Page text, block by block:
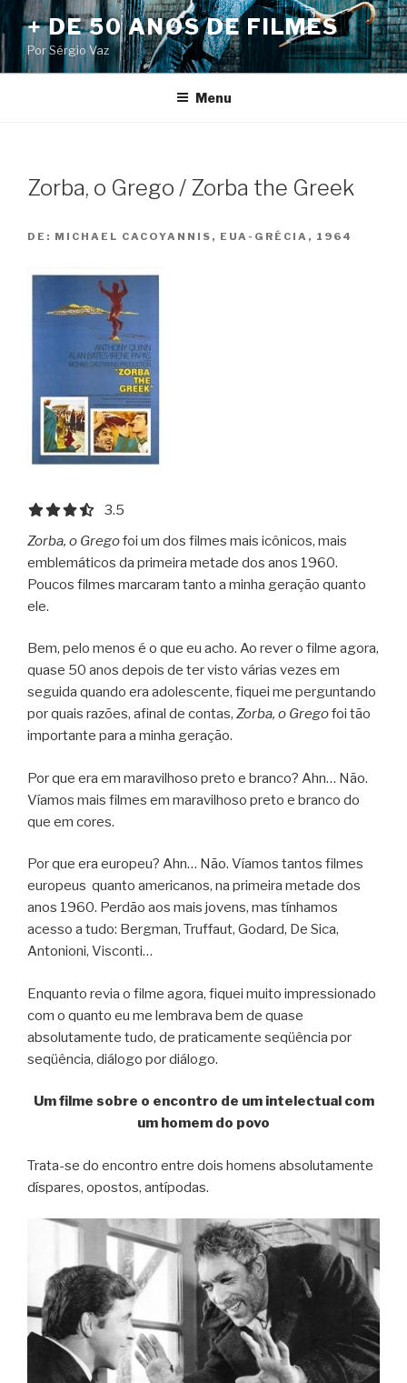
Pular
para
o
conteúdo
+ DE 50 ANOS DE FILMES
Por Sérgio Vaz
Menu
Zorba, o Grego / Zorba the Greek
DE: MICHAEL CACOYANNIS, EUA-GRÉCIA, 1964
3.5 out of 5.0 stars
3.5
Zorba, o Gregofoi um dos filmes mais icônicos, mais
emblemáticos da primeira metade dos anos 1960.
Poucos filmes marcaram tanto a minha geração quanto
ele.
Bem, pelo menos é o que eu acho. Ao rever o filme agora,
quase 50 anos depois de ter visto várias vezes em
seguida quando era adolescente, fiquei me perguntando
por quais razões, afinal de contas, Zorba, o Gregofoi tão
importante para a minha geração.
Por que era em maravilhoso preto e branco? Ahn… Não.
Víamos mais filmes em maravilhoso preto e branco do
que em cores.
Por que era europeu? Ahn… Não. Víamos tantos filmes
europeus quanto americanos, na primeira metade dos
anos 1960. Perdão aos mais jovens, mas tínhamos
acesso a tudo: Bergman, Truffaut, Godard, De Sica,
Antonioni, Visconti…
Enquanto revia o filme agora, fiquei muito impressionado
com o quanto eu me lembrava bem de quase
absolutamente tudo, de praticamente seqüência por
seqüência, diálogo por diálogo.
Um filme sobre o encontro de um intelectual com
um homem do povo
Trata-se do encontro entre dois homens absolutamente
díspares, opostos, antípodas.